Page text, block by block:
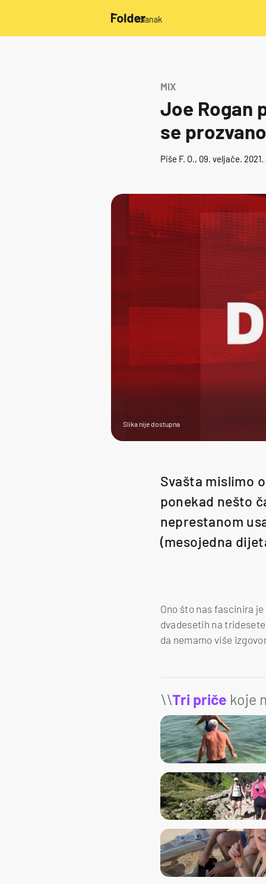
/članak
MIX
Joe Rogan
se
Piše F. O., 09. veljače. 2021.
Slika nije dostupna
Svašta mislimo
ponekad nešto
neprestanom
(mesojedna
Ono što nas fascinira
dvadesetih na
da nemamo više
\\Tri priče koje